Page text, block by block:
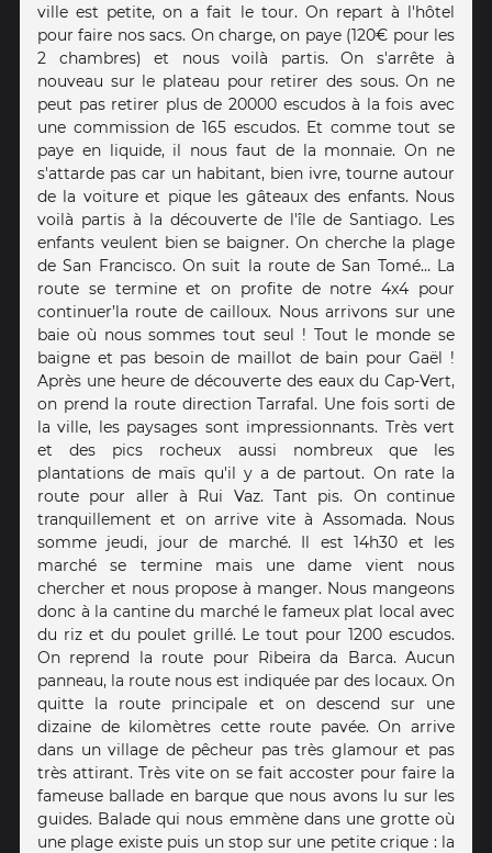
ville est petite, on a fait le tour. On repart à l'hôtel
pour faire nos sacs. On charge, on paye (120€ pour les
2 chambres) et nous voilà partis. On s'arrête à
nouveau sur le plateau pour retirer des sous. On ne
peut pas retirer plus de 20000 escudos à la fois avec
une commission de 165 escudos. Et comme tout se
paye en liquide, il nous faut de la monnaie. On ne
s'attarde pas car un habitant, bien ivre, tourne autour
de la voiture et pique les gâteaux des enfants. Nous
voilà partis à la découverte de l'île de Santiago. Les
enfants veulent bien se baigner. On cherche la plage
de San Francisco. On suit la route de San Tomé… La
route se termine et on profite de notre 4x4 pour
continuer’la route de cailloux. Nous arrivons sur une
baie où nous sommes tout seul ! Tout le monde se
baigne et pas besoin de maillot de bain pour Gaël !
Après une heure de découverte des eaux du Cap-Vert,
on prend la route direction Tarrafal. Une fois sorti de
la ville, les paysages sont impressionnants. Très vert
et des pics rocheux aussi nombreux que les
plantations de maïs qu'il y a de partout. On rate la
route pour aller à Rui Vaz. Tant pis. On continue
tranquillement et on arrive vite à Assomada. Nous
somme jeudi, jour de marché. Il est 14h30 et les
marché se termine mais une dame vient nous
chercher et nous propose à manger. Nous mangeons
donc à la cantine du marché le fameux plat local avec
du riz et du poulet grillé. Le tout pour 1200 escudos.
On reprend la route pour Ribeira da Barca. Aucun
panneau, la route nous est indiquée par des locaux. On
quitte la route principale et on descend sur une
dizaine de kilomètres cette route pavée. On arrive
dans un village de pêcheur pas très glamour et pas
très attirant. Très vite on se fait accoster pour faire la
fameuse ballade en barque que nous avons lu sur les
guides. Balade qui nous emmène dans une grotte où
une plage existe puis un stop sur une petite crique : la